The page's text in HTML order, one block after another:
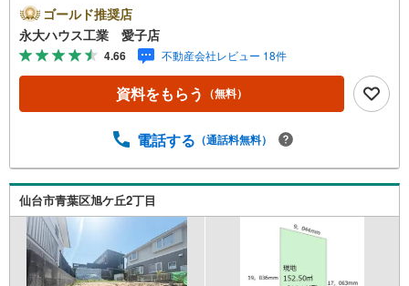
きく2つに分けてご紹介！1.＜豊富な不動産知識＞戸建・マ
ンション・土地…と種別を問わず不動産を取り扱っており
ます。さらに教育施設や商業施設、子育て環境や行政など
の地域情報を総合し、お客様により良い物件選びをしてい
ただけるよう、しっかりとサポートさせていただきます。
2.＜経験豊富なスタッフ＞当社では【購入】【売却】【引
もちろん、ご購入時に気になる住宅ローンや各種税金につ
キッズスペースも完備！お子様連れのご家族皆様で、ぜひ
お越しください。営業時間:10:00～18:00（定休日:火・水曜
日 ※店舗により変動あり）現地のご案内も可能ですので、
どうぞお気軽にお問い合わせください！
ゴールド推奨店
永大ハウス工業 愛子店
4.66 不動産会社レビュー 18件
資料をもらう （無料）
電話する （通話料無料）
仙台市青葉区旭ケ丘2丁目